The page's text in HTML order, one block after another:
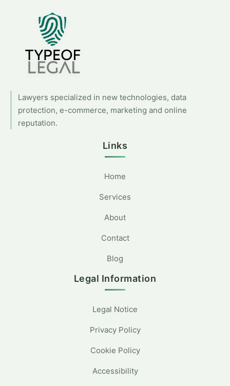
Lawyers specialized in new technologies, data
protection, e-commerce, marketing and online
reputation.
Links
Home
Services
About
Contact
Blog
Legal Information
Legal Notice
Privacy Policy
Cookie Policy
Accessibility